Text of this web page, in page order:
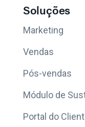
Soluções
Marketing
Vendas
Pós-vendas
Módulo de
Portal do